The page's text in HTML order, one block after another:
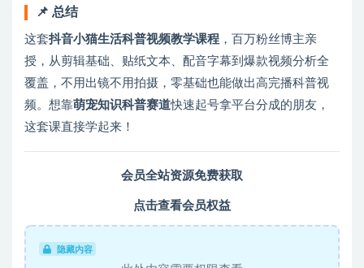
📌 总结
这套抖音小猫生活科普视频教学课程 ，百万粉丝博主亲
授，从剪辑基础、贴纸文本、配音字幕到爆款视频分析全
覆盖，不用出镜不用拍摄，零基础也能做出高完播科普视
频。想靠萌宠知识科普赛道快速起号拿平台分成的朋友，
这套课直接学起来！
会员全站资源免费获取
点击查看会员权益
隐藏内容